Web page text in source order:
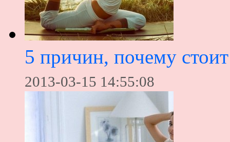
5 причин, почему
2013-03-15 14:55:08